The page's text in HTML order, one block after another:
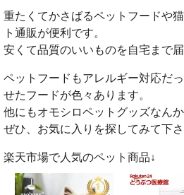
重たくてかさばるペットフードや
ト通販が便利です。
安くて品質のいいものを自宅まで届
ペットフードもアレルギー対応だ
せたフードが色々あります。
他にもオモシロペットグッズなんか
ぜひ、お気に入りを探してみて下さ
楽天市場で人気のペット商品↓